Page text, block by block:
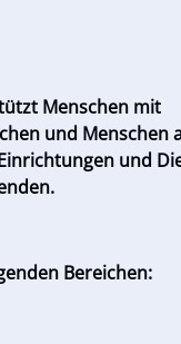
Menschen mit
und Menschen
und
Bereichen: